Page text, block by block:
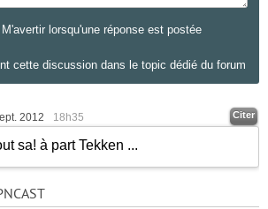
M'avertir lorsqu'une réponse est postée
cette discussion dans le topic dédié du forum
2012 18h35 Citer
sa! à part Tekken ...